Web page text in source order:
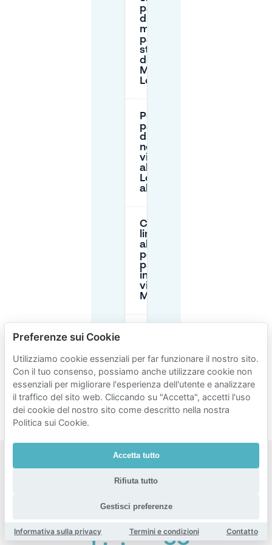
pagamento e la
durata
massima del
parcheggio in
strada nell’area
del
Muséum/Palais
Longchamp?
Posso
parcheggiare
durante la
notte per una
visita vicino
al Palais
Longchamp e
al Muséum?
Ci sono
limiti di
altezza
per i
parcheggi
in garage
vicino al
Muséum?
in anticipo
per una
giornata al
Muséum?
Aree
popolari
per il
parcheggio
Preferenze sui Cookie
Utilizziamo cookie essenziali per far funzionare il nostro sito.
Con il tuo consenso, possiamo anche utilizzare cookie non
essenziali per migliorare l'esperienza dell'utente e analizzare
il traffico del sito web. Cliccando su "Accetta", accetti l'uso
dei cookie del nostro sito come descritto nella nostra
Politica sui Cookie.
Accetta tutto
Rifiuta tutto
Gestisci preferenze
Informativa sulla privacy Termini e condizioni Contatto